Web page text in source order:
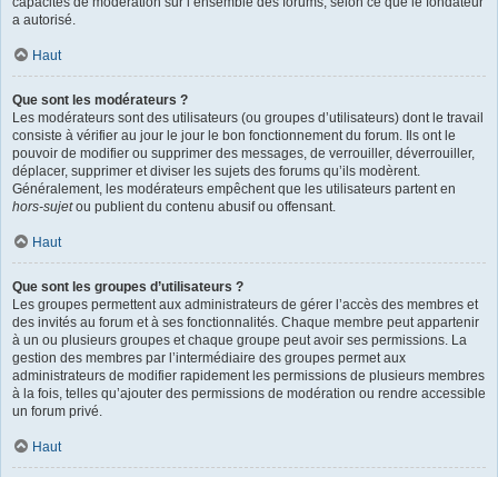
a autorisé.
Haut
Que sont les modérateurs ?
Les modérateurs sont des utilisateurs (ou groupes d’utilisateurs) dont le travail
consiste à vérifier au jour le jour le bon fonctionnement du forum. Ils ont le
pouvoir de modifier ou supprimer des messages, de verrouiller, déverrouiller,
déplacer, supprimer et diviser les sujets des forums qu’ils modèrent.
Généralement, les modérateurs empêchent que les utilisateurs partent en
hors-sujetou publient du contenu abusif ou offensant.
Haut
Que sont les groupes d’utilisateurs ?
Les groupes permettent aux administrateurs de gérer l’accès des membres et
des invités au forum et à ses fonctionnalités. Chaque membre peut appartenir
à un ou plusieurs groupes et chaque groupe peut avoir ses permissions. La
gestion des membres par l’intermédiaire des groupes permet aux
administrateurs de modifier rapidement les permissions de plusieurs membres
à la fois, telles qu’ajouter des permissions de modération ou rendre accessible
un forum privé.
Haut